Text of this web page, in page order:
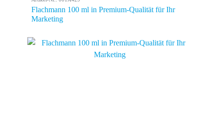
Flachmann 100 ml in Premium-Qualität für Ihr
Marketing